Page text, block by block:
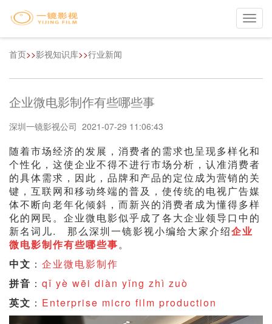
首页>>影视知识库>>行业新闻
企业微电影制作有些哪些事
深圳一镜影视公司 2021-07-29 11:06:43
随着市场经济的发展，消费者的需求也呈现多样化和
个性化，这使企业不得不进行市场分析，认准消费者
的具体需求，因此，品牌和产品的定位成为营销的关
键，互联网和移动终端的普及，使传统的电视广告媒
体不断向老年化倾斜，而新兴的消费者成为懂得多样
化的网民。企业微电影似乎成了各大企业领导口中的
新名词儿. 那么深圳一镜影视小编给大家介绍企业
微电影制作有些哪些事。
中文 ： 企业微电影制作
拼音 ： qǐ yè wēi diàn yǐng zhì zuò
英文 ： Enterprise micro film production